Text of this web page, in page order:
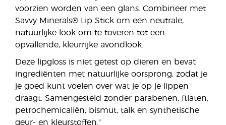
voorzien worden van een glans. Combineer met
Savvy Minerals® Lip Stick om een neutrale,
natuurlijke look om te toveren tot een
opvallende, kleurrijke avondlook.
Deze lipgloss is niet getest op dieren en bevat
ingrediënten met natuurlijke oorsprong, zodat je
je goed kunt voelen over wat je op je lippen
draagt. Samengesteld zonder parabenen, ftlaten,
petrochemicaliën, bismut, talk en synthetische
geur- en kleurstoffen."